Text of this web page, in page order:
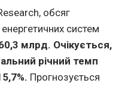
обсяг
систем
млрд. Очікується,
річний темп
Прогнозується